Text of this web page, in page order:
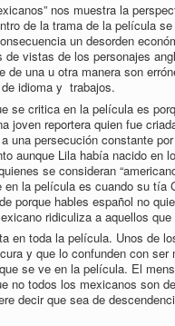
nos muestra la
de la trama de la película
un desorden
de vistas de los personajes
de una u otra manera son
idioma y trabajos.
critica en la película es
joven reportera quien fue
una persecución constante
aunque Lila había nacido en
se consideran
la película es cuando su tía
porque hables español no
ridiculiza a aquellos
toda la película. Unos de
y que lo confunden con
se ve en la película. El
no todos los mexicanos son
decir que sea de